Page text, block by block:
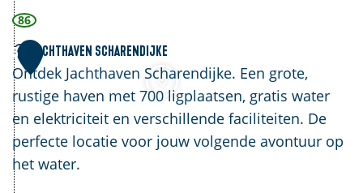
'
D
e
D
i
k
k
e
86
5 Jachthaven Scharendijke
Ontdek Jachthaven Scharendijke. Een grote,
rustige haven met 700 ligplaatsen, gratis water
en elektriciteit en verschillende faciliteiten. De
perfecte locatie voor jouw volgende avontuur op
het water.
J
a
c
h
t
h
a